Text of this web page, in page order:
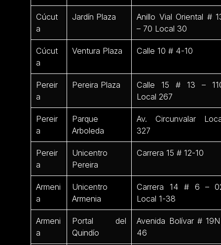
Cúcut
a
Jardín Plaza
Anillo Vial Oriental #
– 70 Local 30
Cúcut
a
Ventura Plaza Calle 10 # 4-10
Pereir
a
Pereira Plaza
Calle 15 # 13 –
Local 267
Pereir
a
Parque
Arboleda
Av. Circunvalar
327
Pereir
a
Unicentro
Pereira
Carrera 15 # 12-10
Armeni
a
Unicentro
Armenia
Carrera 14 # 6 –
Local 1-38
Armeni
a
Portal del
Quindío
Avenida Bolívar #
46